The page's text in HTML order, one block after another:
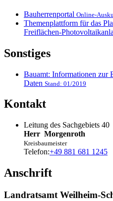
Bauherrenportal Online-
Themenplattform für das
Freiflächen-
Sonstiges
Bauamt: Informationen zur
Daten Stand: 01/2019
Kontakt
Leitung des Sachgebiets 40
Herr Morgenroth
Kreisbaumeister
Telefon:+49 881 681 1245
Anschrift
Landratsamt Weilheim-